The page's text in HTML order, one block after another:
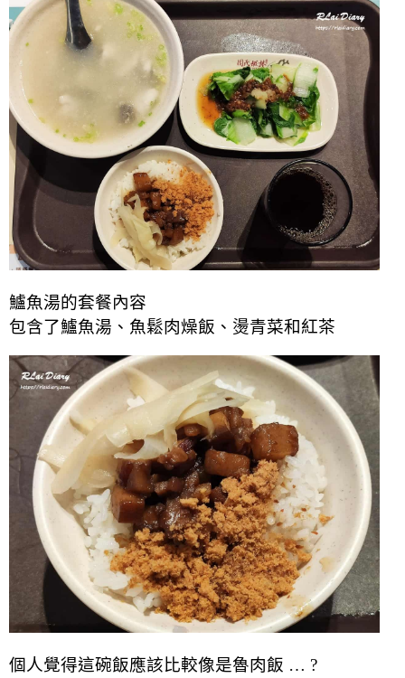
鱸魚湯的套餐內容
包含了鱸魚湯、魚鬆肉燥飯、燙青菜和紅茶
個人覺得這碗飯應該比較像是魯肉飯 … ?